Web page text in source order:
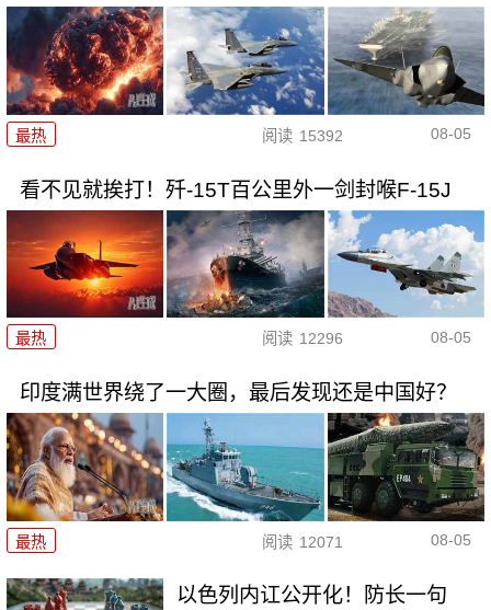
最热 阅读 15392 08-05
看不见就挨打！歼-15T百公里外一剑封喉F-15J
最热 阅读 12296 08-05
印度满世界绕了一大圈，最后发现还是中国好？
最热 阅读 12071 08-05
以色列内讧公开化！防长一句